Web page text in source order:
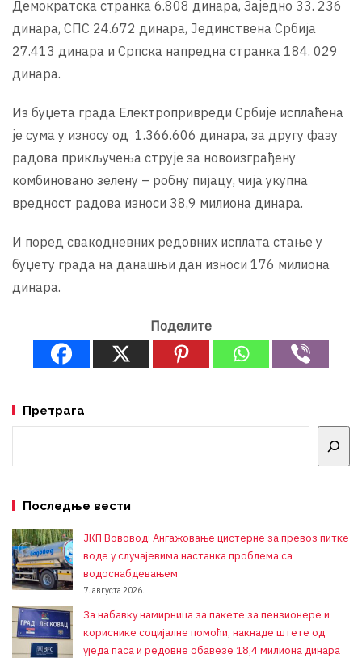
Демократска странка 6.808 динара, Заједно 33. 236
динара, СПС 24.672 динара, Јединствена Србија
27.413 динара и Српска напредна странка 184. 029
динара.
Из буџета града Електропривреди Србије исплаћена
је сума у износу од 1.366.606 динара, за другу фазу
радова прикључења струје за новоизграђену
комбиновано зелену – робну пијацу, чија укупна
вредност радова износи 38,9 милиона динара.
И поред свакодневних редовних исплата стање у
буџету града на данашњи дан износи 176 милиона
динара.
Поделите
Претрага
Последње вести
ЈКП Вововод: Ангажовање цистерне за превоз питке
воде у случајевима настанка проблема са
водоснабдевањем
7. августа 2026.
За набавку намирница за пакете за пензионере и
кориснике социјалне помоћи, накнаде штете од
уједа паса и редовне обавезе 18,4 милиона динара